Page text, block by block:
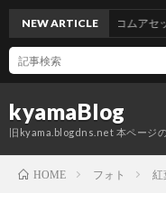
kyamaBlog
旧kyama.blogdns.net 本ページ
NEW ARTICLEグッドコムアセット
HOME フォト 紅